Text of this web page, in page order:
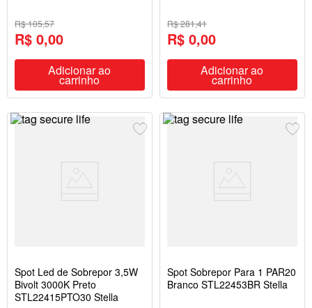
R$ 105,57
R$ 0,00
Adicionar ao
carrinho
R$ 281,41
R$ 0,00
Adicionar ao
carrinho
Spot Led de Sobrepor 3,5W
Bivolt 3000K Preto
STL22415PTO30 Stella
Spot Sobrepor Para 1 PAR20
Branco STL22453BR Stella